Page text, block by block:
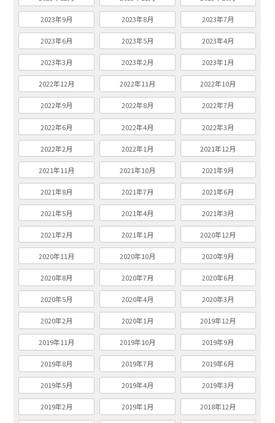
2023年9月 2023年8月 2023年7月
2023年6月 2023年5月 2023年4月
2023年3月 2023年2月 2023年1月
2022年12月 2022年11月 2022年10月
2022年9月 2022年8月 2022年7月
2022年6月 2022年4月 2022年3月
2022年2月 2022年1月 2021年12月
2021年11月 2021年10月 2021年9月
2021年8月 2021年7月 2021年6月
2021年5月 2021年4月 2021年3月
2021年2月 2021年1月 2020年12月
2020年11月 2020年10月 2020年9月
2020年8月 2020年7月 2020年6月
2020年5月 2020年4月 2020年3月
2020年2月 2020年1月 2019年12月
2019年11月 2019年10月 2019年9月
2019年8月 2019年7月 2019年6月
2019年5月 2019年4月 2019年3月
2019年2月 2019年1月 2018年12月